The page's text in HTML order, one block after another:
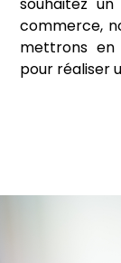
commerce,
mettrons en
pour réaliser